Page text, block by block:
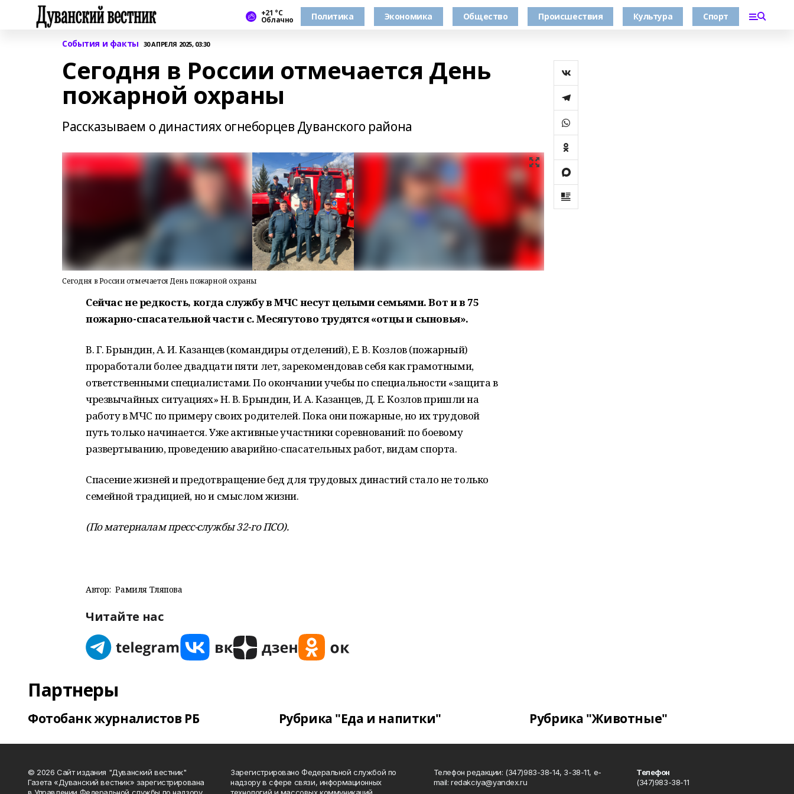
+21 °С
Облачно Политика Экономика Общество Происшествия Культура Спорт
События и факты 30 АПРЕЛЯ 2025, 03:30
Сегодня в России отмечается День
пожарной охраны
Рассказываем о династиях огнеборцев Дуванского района
Сегодня в России отмечается День пожарной охраны
Сейчас не редкость, когда службу в МЧС несут целыми семьями. Вот и в 75
пожарно-спасательной части с. Месягутово трудятся «отцы и сыновья».
В. Г. Брындин, А. И. Казанцев (командиры отделений), Е. В. Козлов (пожарный)
проработали более двадцати пяти лет, зарекомендовав себя как грамотными,
ответственными специалистами. По окончании учебы по специальности «защита в
чрезвычайных ситуациях» Н. В. Брындин, И. А. Казанцев, Д. Е. Козлов пришли на
работу в МЧС по примеру своих родителей. Пока они пожарные, но их трудовой
путь только начинается. Уже активные участники соревнований: по боевому
развертыванию, проведению аварийно-спасательных работ, видам спорта.
Спасение жизней и предотвращение бед для трудовых династий стало не только
семейной традицией, но и смыслом жизни.
(По материалам пресс-службы 32-го ПСО).
Автор: Рамиля Тляпова
Читайте нас
Партнеры
Фотобанк журналистов РБ Рубрика "Еда и напитки" Рубрика "Животные"
© 2026 Сайт издания "Дуванский вестник"
Газета «Дуванский вестник» зарегистрирована
Зарегистрировано Федеральной службой по
надзору в сфере связи, информационных
Телефон редакции: (347)983-38-14, 3-38-11, e-
mail: redakciya@yandex.ru
Телефон
(347)983-38-11